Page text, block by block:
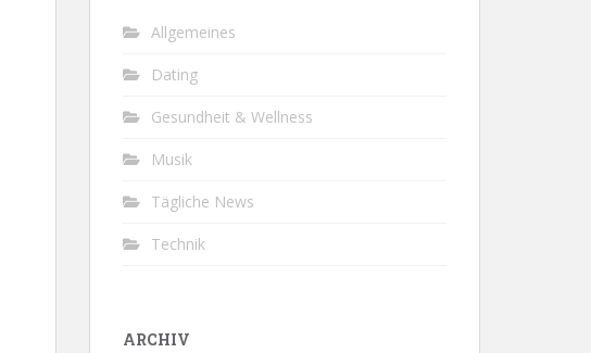
Allgemeines
Dating
Gesundheit & Wellness
Musik
Tägliche News
Technik
ARCHIV